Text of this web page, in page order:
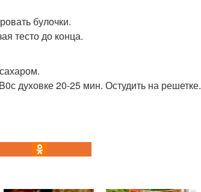
булочки.
тесто до конца.
духовке 20-25 мин. Остудить на решетке.